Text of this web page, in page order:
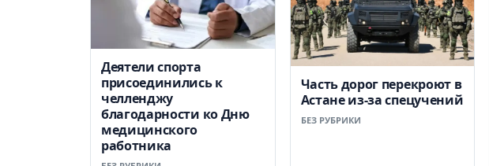
Деятели спорта
присоединились к
челленджу
благодарности ко Дню
медицинского
работника
Часть дорог перекроют в
Астане из-за спецучений
БЕЗ РУБРИКИ